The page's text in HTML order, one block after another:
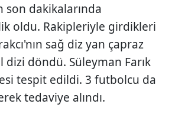
son dakikalarında
oldu. Rakipleriyle girdikleri
sağ diz yan çapraz
dizi döndü. Süleyman Farık
tespit edildi. 3 futbolcu da
tedaviye alındı.